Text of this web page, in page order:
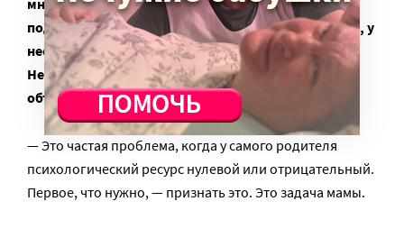
поддерживать такую культуру отношений? Может, у
нее много детей или трудная жизненная ситуация.
Нет сил, чтобы направить, заинтересовать,
объяснить…
— Это частая проблема, когда у самого родителя
психологический ресурс нулевой или отрицательный.
Первое, что нужно, — признать это. Это задача мамы.